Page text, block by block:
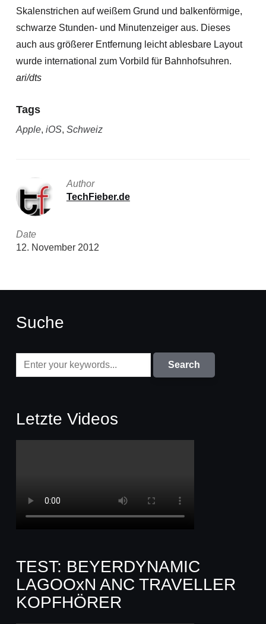
Skalenstrichen auf weißem Grund und balkenförmige,
schwarze Stunden- und Minutenzeiger aus. Dieses
auch aus größerer Entfernung leicht ablesbare Layout
wurde international zum Vorbild für Bahnhofsuhren.
ari/dts
Tags
Apple, iOS, Schweiz
Author
TechFieber.de
Date
12. November 2012
Suche
Letzte Videos
TEST: BEYERDYNAMIC
LAGOOxN ANC TRAVELLER
KOPFHÖRER